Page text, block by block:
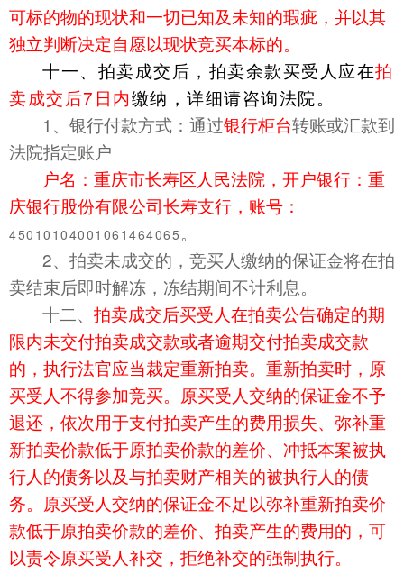
可标的物的现状和一切已知及未知的瑕疵，并以其
独立判断决定自愿以现状竞买本标的。
十一、拍卖成交后，拍卖余款买受人应在拍
卖成交后7日内缴纳，详细请咨询法院。
1、银行付款方式：通过银行柜台转账或汇款到
法院指定账户
户名：重庆市长寿区人民法院，开户银行：重
庆银行股份有限公司长寿支行，账号：
45010104001061464065 。
2、拍卖未成交的，竞买人缴纳的保证金将在拍
卖结束后即时解冻，冻结期间不计利息。
十二、 拍卖成交后买受人在拍卖公告确定的期
限内未交付拍卖成交款或者逾期交付拍卖成交款
的，执行法官应当裁定重新拍卖。重新拍卖时，原
买受人不得参加竞买。原买受人交纳的保证金不予
退还，依次用于支付拍卖产生的费用损失、弥补重
新拍卖价款低于原拍卖价款的差价、冲抵本案被执
行人的债务以及与拍卖财产相关的被执行人的债
务。原买受人交纳的保证金不足以弥补重新拍卖价
款低于原拍卖价款的差价、拍卖产生的费用的，可
以责令原买受人补交，拒绝补交的强制执行。